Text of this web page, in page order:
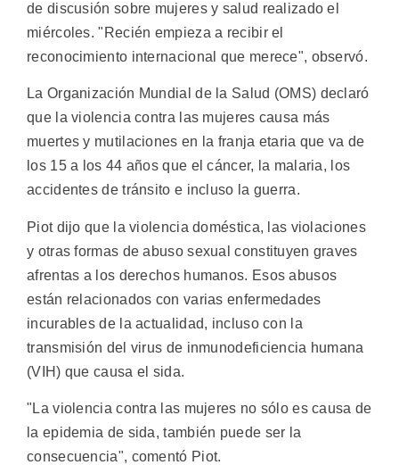
de discusión sobre mujeres y salud realizado el
miércoles. "Recién empieza a recibir el
reconocimiento internacional que merece", observó.
La Organización Mundial de la Salud (OMS) declaró
que la violencia contra las mujeres causa más
muertes y mutilaciones en la franja etaria que va de
los 15 a los 44 años que el cáncer, la malaria, los
accidentes de tránsito e incluso la guerra.
Piot dijo que la violencia doméstica, las violaciones
y otras formas de abuso sexual constituyen graves
afrentas a los derechos humanos. Esos abusos
están relacionados con varias enfermedades
incurables de la actualidad, incluso con la
transmisión del virus de inmunodeficiencia humana
(VIH) que causa el sida.
"La violencia contra las mujeres no sólo es causa de
la epidemia de sida, también puede ser la
consecuencia", comentó Piot.